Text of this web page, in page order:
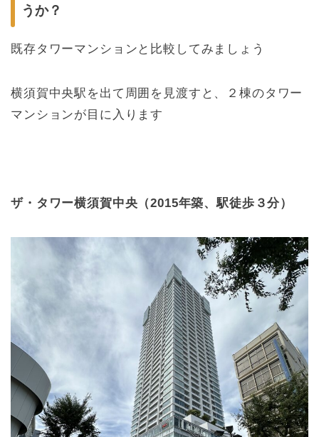
うか？
既存タワーマンションと比較してみましょう
横須賀中央駅を出て周囲を見渡すと、２棟のタワー
マンションが目に入ります
ザ・タワー横須賀中央（2015年築、駅徒歩３分）